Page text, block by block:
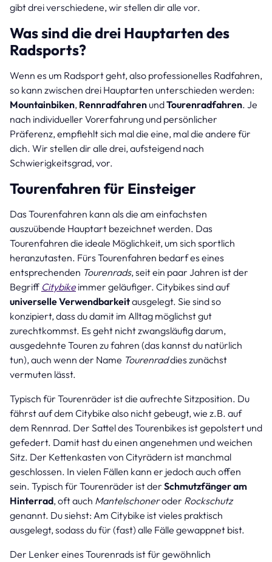
gibt drei verschiedene, wir stellen dir alle vor.
Was sind die drei Hauptarten des
Radsports?
Wenn es um Radsport geht, also professionelles Radfahren,
so kann zwischen drei Hauptarten unterschieden werden:
Mountainbiken, Rennradfahren undTourenradfahren. Je
nach individueller Vorerfahrung und persönlicher
Präferenz, empfiehlt sich mal die eine, mal die andere für
dich. Wir stellen dir alle drei, aufsteigend nach
Schwierigkeitsgrad, vor.
Tourenfahren für Einsteiger
Das Tourenfahren kann als die am einfachsten
auszuübende Hauptart bezeichnet werden. Das
Tourenfahren die ideale Möglichkeit, um sich sportlich
heranzutasten. Fürs Tourenfahren bedarf es eines
entsprechenden Tourenrads, seit ein paar Jahren ist der
Begriff Citybikeimmer geläufiger. Citybikes sind auf
universelle Verwendbarkeitausgelegt. Sie sind so
konzipiert, dass du damit im Alltag möglichst gut
zurechtkommst. Es geht nicht zwangsläufig darum,
ausgedehnte Touren zu fahren (das kannst du natürlich
tun), auch wenn der Name Tourenraddies zunächst
vermuten lässt.
Typisch für Tourenräder ist die aufrechte Sitzposition. Du
fährst auf dem Citybike also nicht gebeugt, wie z.B. auf
dem Rennrad. Der Sattel des Tourenbikes ist gepolstert und
gefedert. Damit hast du einen angenehmen und weichen
Sitz. Der Kettenkasten von Cityrädern ist manchmal
geschlossen. In vielen Fällen kann er jedoch auch offen
sein. Typisch für Tourenräder ist der Schmutzfänger am
Hinterrad, oft auch Mantelschoneroder Rockschutz
genannt. Du siehst: Am Citybike ist vieles praktisch
ausgelegt, sodass du für (fast) alle Fälle gewappnet bist.
Der Lenker eines Tourenrads ist für gewöhnlich